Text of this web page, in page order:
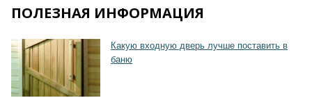
ПОЛЕЗНАЯ ИНФОРМАЦИЯ
Какую входную дверь лучше поставить в
баню